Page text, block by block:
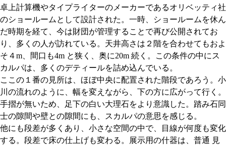
卓上計算機やタイプライターのメーカーであるオリベッティ社
のショールームとして設計された。一時、ショールームを休ん
だ時期を経て、今は財団が管理することで再び公開されてお
り、多くの人が訪れている。天井高さは２階を合わせてもおよ
そ４m、間口も4m と狭く、奥に20m 続く。この条件の中にス
カルパは、多くのデティールを詰め込んでいる。
ここの１番の見所は、ほぼ中央に配置された階段であろう。小
川の流れのように、幅を変えながら、下の方に広がって行く。
手摺が無いため、足下の白い大理石をより意識した。踏み石同
士の隙間や壁との隙間にも、スカルパの意思を感じる。
他にも段差が多くあり、小さな空間の中で、目線が何度も変化
する。段差で床の仕上げも変わる。展示用の什器は、普通 見